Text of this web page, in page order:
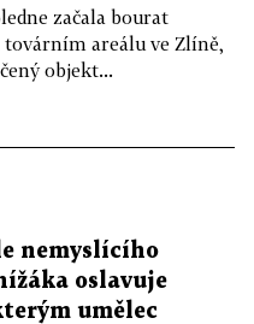
začala bourat
továrním areálu ve Zlíně,
objekt...
nemyslícího
oslavuje
umělec